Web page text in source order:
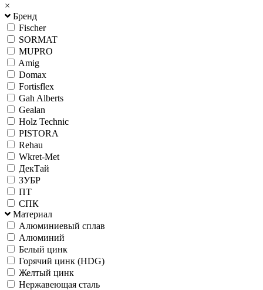
×
Бренд
Fischer
SORMAT
MUPRO
Amig
Domax
Fortisflex
Gah Alberts
Gealan
Holz Technic
PISTORA
Rehau
Wkret-Met
ДекТай
ЗУБР
ПТ
СПК
Материал
Алюминиевый сплав
Алюминий
Белый цинк
Горячий цинк (HDG)
Желтый цинк
Нержавеющая сталь